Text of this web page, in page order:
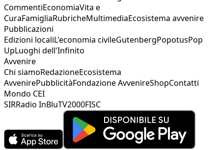
CommentiEconomiaVita e
CuraFamigliaRubricheMultimediaEcosistema avvenire
Pubblicazioni
Edizioni localiL'economia civileGutenbergPopotusPop
UpLuoghi dell'Infinito
Avvenire
Chi siamoRedazioneEcosistema
AvvenirePubblicitàFondazione AvvenireShopContatti
Mondo CEI
SIRRadio InBluTV2000FISC